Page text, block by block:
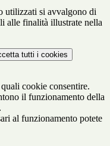
utilizzati si avvalgono di
alle finalità illustrate nella
tutti i cookies
cookie consentire.
il funzionamento della
al funzionamento potete